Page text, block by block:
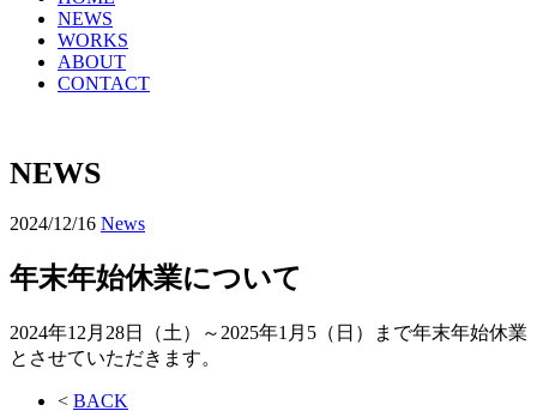
NEWS
WORKS
ABOUT
CONTACT
NEWS
2024/12/16 News
年末年始休業について
2024年12月28日（土）～2025年1月5（日）まで年末年始休業
とさせていただきます。
< BACK